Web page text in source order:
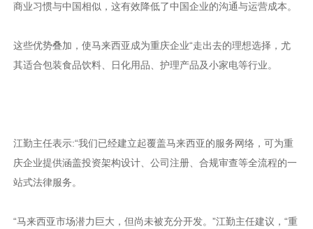
商业习惯与中国相似，这有效降低了中国企业的沟通与运营成本。
这些优势叠加，使马来西亚成为重庆企业“走出去的理想选择，尤
其适合包装食品饮料、日化用品、护理产品及小家电等行业。
江勤主任表示:“我们已经建立起覆盖马来西亚的服务网络，可为重
庆企业提供涵盖投资架构设计、公司注册、合规审查等全流程的一
站式法律服务。
“马来西亚市场潜力巨大，但尚未被充分开发。”江勤主任建议，“重